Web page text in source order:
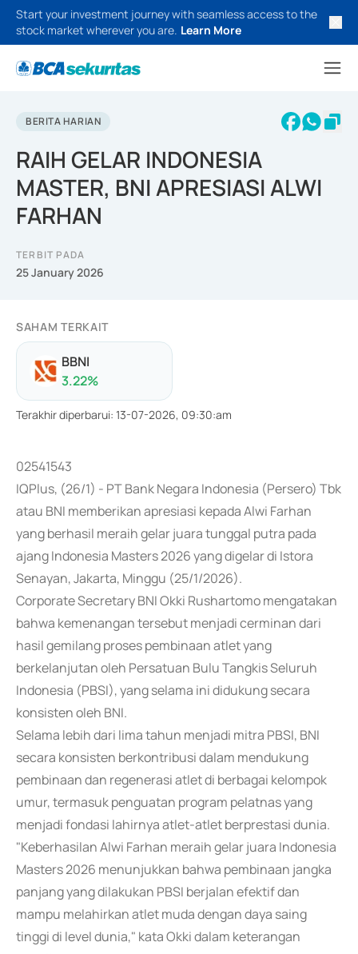
Start your investment journey with seamless access to the
stock market wherever you are. Learn More
BERITA HARIAN
RAIH GELAR INDONESIA
MASTER, BNI APRESIASI ALWI
FARHAN
TERBIT PADA
25 January 2026
SAHAM TERKAIT
BBNI
3.22%
Terakhir diperbarui: 13-07-2026, 09:30:am
02541543
IQPlus, (26/1) - PT Bank Negara Indonesia (Persero) Tbk
atau BNI memberikan apresiasi kepada Alwi Farhan
yang berhasil meraih gelar juara tunggal putra pada
ajang Indonesia Masters 2026 yang digelar di Istora
Senayan, Jakarta, Minggu (25/1/2026).
Corporate Secretary BNI Okki Rushartomo mengatakan
bahwa kemenangan tersebut menjadi cerminan dari
hasil gemilang proses pembinaan atlet yang
berkelanjutan oleh Persatuan Bulu Tangkis Seluruh
Indonesia (PBSI), yang selama ini didukung secara
konsisten oleh BNI.
Selama lebih dari lima tahun menjadi mitra PBSI, BNI
secara konsisten berkontribusi dalam mendukung
pembinaan dan regenerasi atlet di berbagai kelompok
umur, termasuk penguatan program pelatnas yang
menjadi fondasi lahirnya atlet-atlet berprestasi dunia.
"Keberhasilan Alwi Farhan meraih gelar juara Indonesia
Masters 2026 menunjukkan bahwa pembinaan jangka
panjang yang dilakukan PBSI berjalan efektif dan
mampu melahirkan atlet muda dengan daya saing
tinggi di level dunia," kata Okki dalam keterangan